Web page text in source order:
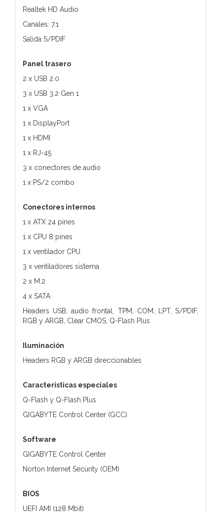
Realtek HD Audio
Canales: 7.1
Salida S/PDIF
Panel trasero
2 x USB 2.0
3 x USB 3.2 Gen 1
1 x VGA
1 x DisplayPort
1 x HDMI
1 x RJ-45
3 x conectores de audio
1 x PS/2 combo
Conectores internos
1 x ATX 24 pines
1 x CPU 8 pines
1 x ventilador CPU
3 x ventiladores sistema
2 x M.2
4 x SATA
Headers USB, audio frontal, TPM, COM, LPT, S/PDIF,
RGB y ARGB, Clear CMOS, Q-Flash Plus
Iluminación
Headers RGB y ARGB direccionables
Características especiales
Q-Flash y Q-Flash Plus
GIGABYTE Control Center (GCC)
Software
GIGABYTE Control Center
Norton Internet Security (OEM)
BIOS
UEFI AMI (128 Mbit)